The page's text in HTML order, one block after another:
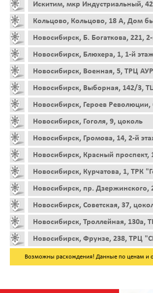
Искитим, мкр Индустриальный,
Кольцово, Кольцово, 18 А, Дом
Новосибирск, Б. Богаткова, 221,
Новосибирск, Блюхера, 1, 1-й
Новосибирск, Военная, 5, ТРЦ
Новосибирск, Выборная, 142/3,
Новосибирск, Героев Революции,
Новосибирск, Гоголя, 9, цоколь
Новосибирск, Громова, 14, 2-й
Новосибирск, Красный проспект,
Новосибирск, Курчатова, 1, ТРК
Новосибирск, пр. Дзержинского,
Новосибирск, Советская, 37,
Новосибирск, Троллейная, 130а,
Новосибирск, Фрунзе, 238, ТРЦ
Возможны расхождения! Данные по ценам и